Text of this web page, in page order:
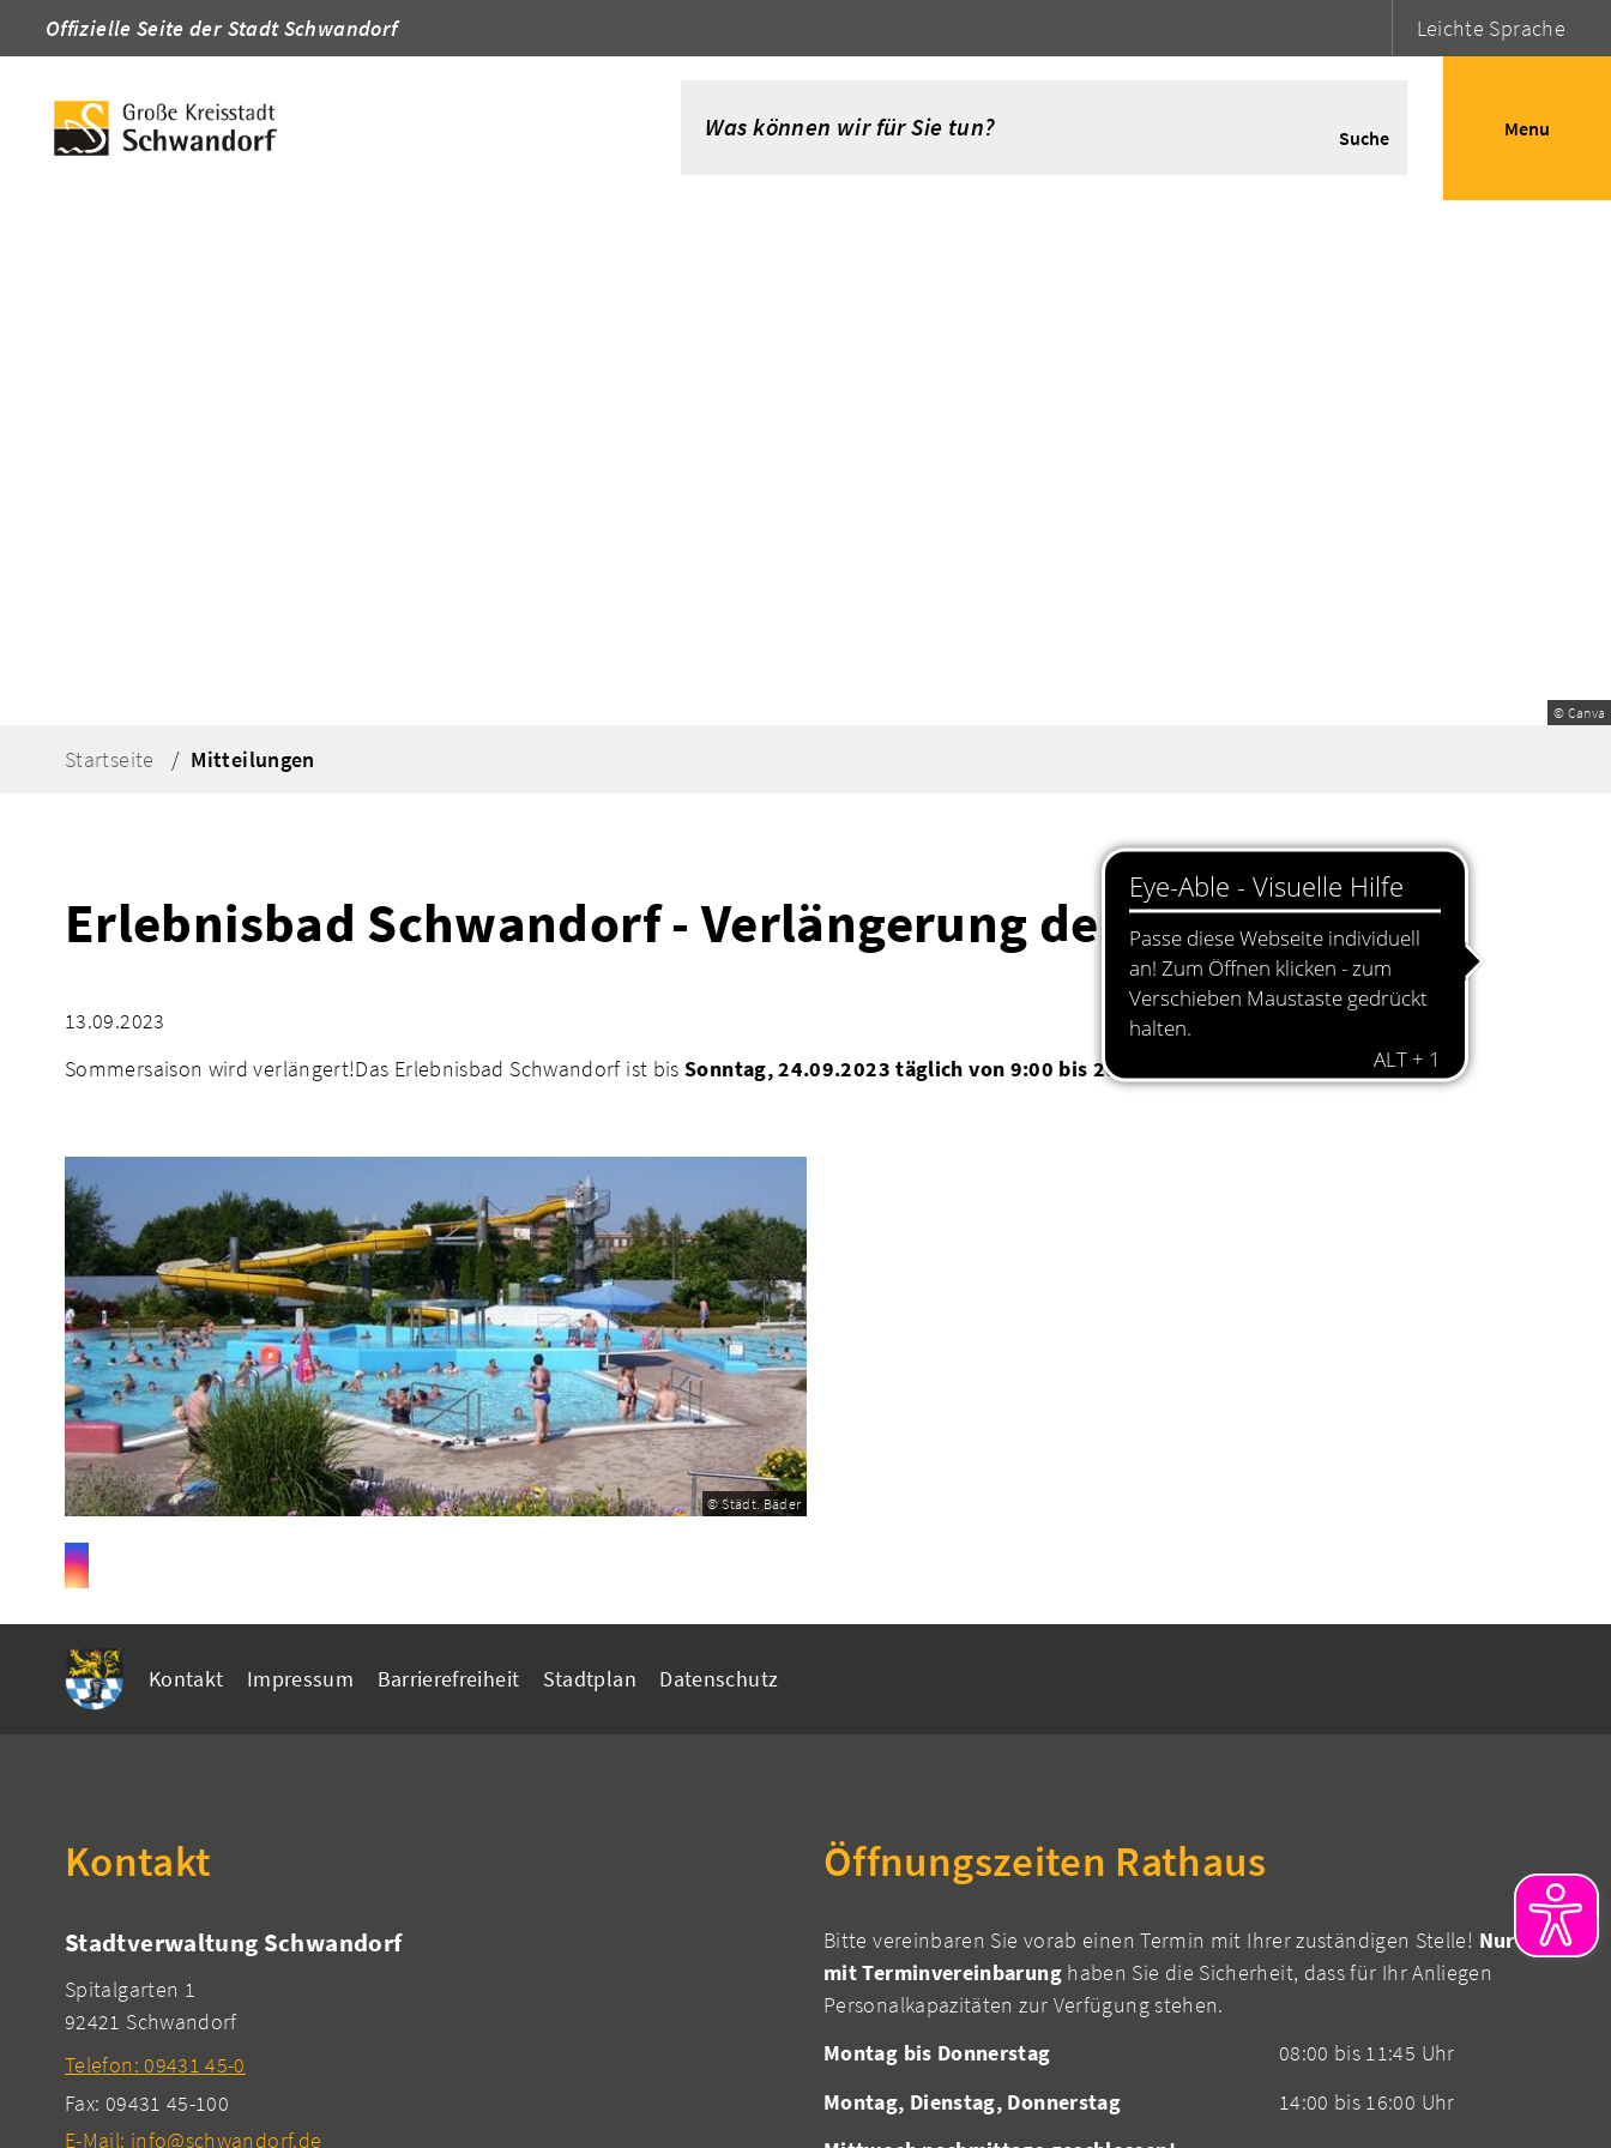
Offizielle Seite der Stadt Schwandorf Leichte Sprache
Suche Menu
© Canva
Startseite Mitteilungen
Erlebnisbad Schwandorf - Verlängerung der Badesaison
13.09.2023
Sommersaison wird verlängert!Das Erlebnisbad Schwandorf ist bisSonntag, 24.09.2023 täglich von 9:00 bis 20:00 Uhr
© Städt. Bäder
Kontakt Impressum Barrierefreiheit Stadtplan Datenschutz
Kontakt
Stadtverwaltung Schwandorf
Spitalgarten 1
92421 Schwandorf
Telefon: 09431 45-0
Fax: 09431 45-100
E-Mail: info@schwandorf.de
Öffnungszeiten Rathaus
Bitte vereinbaren Sie vorab einen Termin mit Ihrer zuständigen Stelle! Nur
mit Terminvereinbarunghaben Sie die Sicherheit, dass für Ihr Anliegen
Personalkapazitäten zur Verfügung stehen.
Montag bis Donnerstag
Montag, Dienstag, Donnerstag
08:00 bis 11:45 Uhr
14:00 bis 16:00 Uhr